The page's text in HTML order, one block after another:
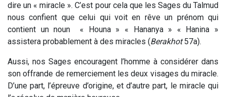
dire un « miracle ». C’est pour cela que les Sages du Talmud
nous confient que celui qui voit en rêve un prénom qui
contient un noun « Houna » « Hananya » « Hanina »
assistera probablement à des miracles (Berakhot57a).
Aussi, nos Sages encouragent l’homme à considérer dans
son offrande de remerciement les deux visages du miracle.
D’une part, l’épreuve d’origine, et d’autre part, le miracle qui